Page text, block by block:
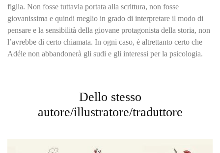
figlia. Non fosse tuttavia portata alla scrittura, non fosse
giovanissima e quindi meglio in grado di interpretare il modo di
pensare e la sensibilità della giovane protagonista della storia, non
l’avrebbe di certo chiamata. In ogni caso, è altrettanto certo che
Adéle non abbandonerà gli sudi e gli interessi per la psicologia.
Dello stesso
autore/illustratore/traduttore